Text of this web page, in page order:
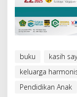
buku kasih
keluarga
Pendidikan Anak